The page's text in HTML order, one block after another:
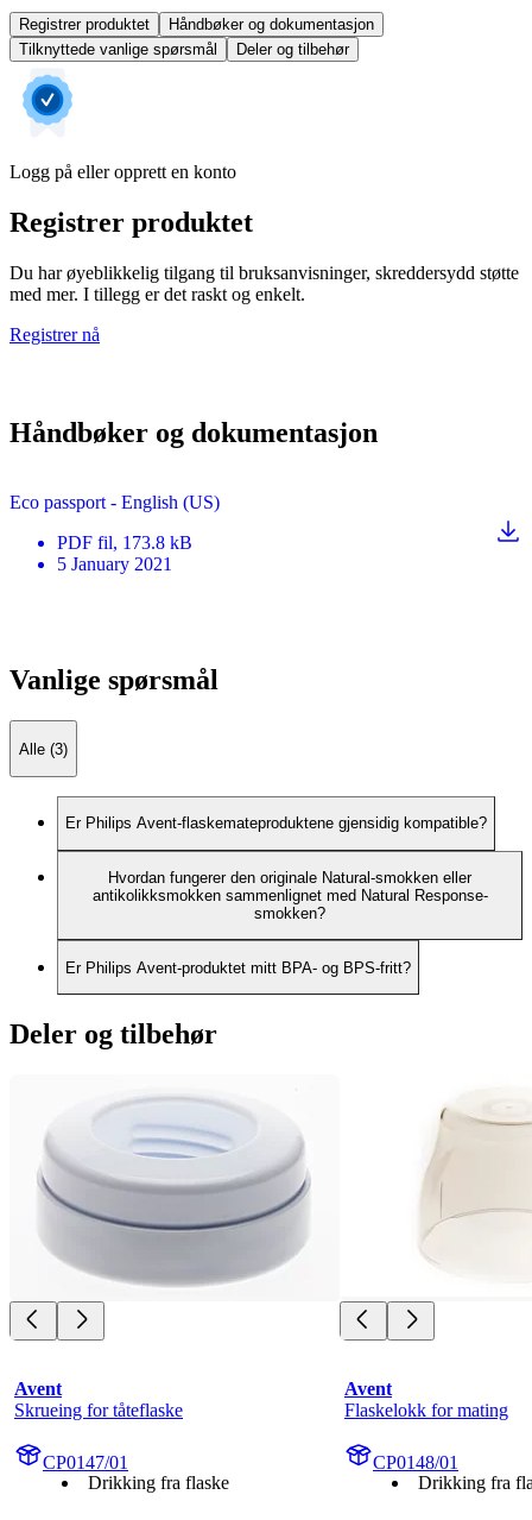
Registrer produktet
Håndbøker og dokumentasjon
Tilknyttede vanlige spørsmål
Deler og tilbehør
Logg på eller opprett en konto
Registrer produktet
Du har øyeblikkelig tilgang til bruksanvisninger, skreddersydd støtte
med mer. I tillegg er det raskt og enkelt.
Registrer nå
Håndbøker og dokumentasjon
Eco passport - English (US)
PDF fil, 173.8 kB
5 January 2021
Vanlige spørsmål
Alle (3)
Er Philips Avent-flaskemateproduktene gjensidig kompatible?
Hvordan fungerer den originale Natural-smokken eller
antikolikksmokken sammenlignet med Natural Response-
smokken?
Er Philips Avent-produktet mitt BPA- og BPS-fritt?
Deler og tilbehør
Avent
Skrueing for tåteflaske
CP0147/01
Drikking fra flaske
Avent
Flaskelokk for mating
CP0148/01
Drikking fra